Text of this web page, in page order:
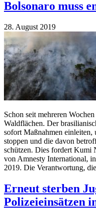
Bolsonaro muss
28. August 2019
Schon seit mehreren
Waldflächen. Der
sofort Maßnahmen einleiten,
stoppen und die davon
schützen. Dies fordert Kumi
von Amnesty International,
2019. Die Verantwortung,
Erneut sterben
Polizeieinsätzen